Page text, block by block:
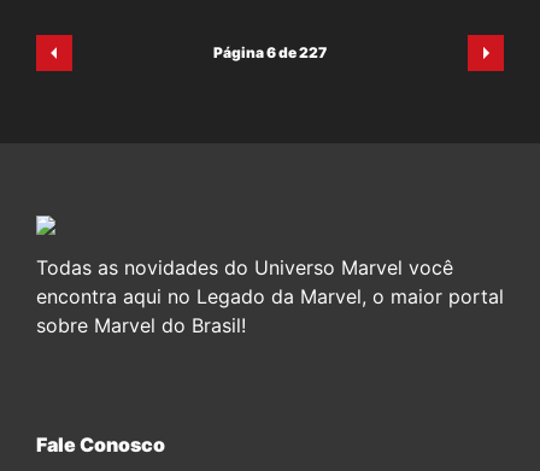
Página 6 de 227
Todas as novidades do Universo Marvel você
encontra aqui no Legado da Marvel, o maior portal
sobre Marvel do Brasil!
Fale Conosco